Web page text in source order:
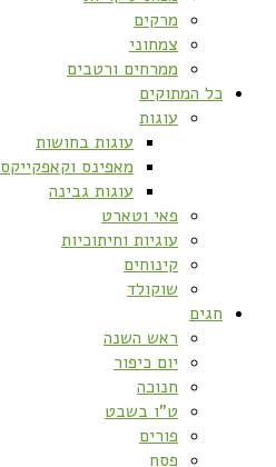
מרקים
צמחוני
ממרחים ורטבים
כל המתוקים
עוגות
עוגות בחושות
מאפינס וקאפקייקס
עוגות גבינה
פאי וטארט
עוגיות וחיתוכיות
קינוחים
שוקולד
חגים
ראש השנה
יום כיפור
חנוכה
ט”ו בשבט
פורים
פסח